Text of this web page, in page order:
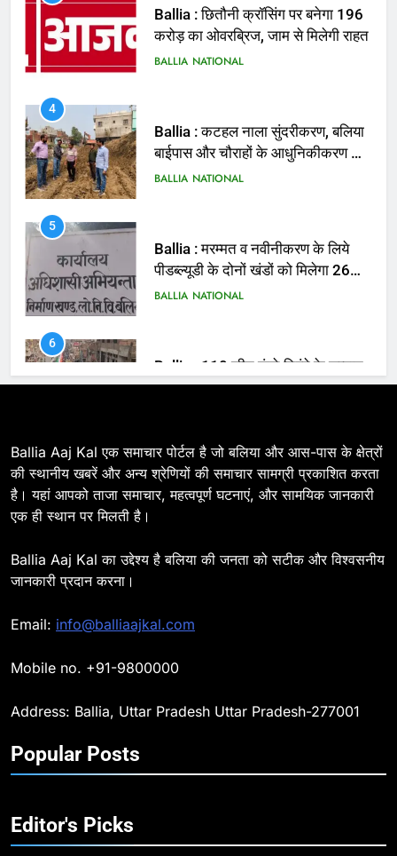
4
Ballia : कटहल नाला सुंदरीकरण, बलिया
बाईपास और चौराहों के आधुनिकीकरण की
5
Ballia : मरम्मत व नवीनीकरण के लिये
पीडब्ल्यूडी के दोनों खंडों को मिलेगा 26
Ballia : 110 फीट ऊंचे तिरंगे के सम्मान
में बलिया में निकला तिरंगा यात्रा
7
BALLIA NATIONAL
8
के साथ रेलवे स्टेशन व शहर में किया पैदल
BALLIA NATIONAL
Ballia : एकता, अखंडता और राष्ट्रप्रेम
अधीक्षक ओमवीर सिंह ने दिलाई शपथ, दी
और कानपुर के लिए बस सेवाओं का
11
Ballia Aaj Kal एक समाचार पोर्टल है जो बलिया और आस-पास के क्षेत्रों
की स्थानीय खबरें और अन्य श्रेणियों की समाचार सामग्री प्रकाशित करता
है। यहां आपको ताजा समाचार, महत्वपूर्ण घटनाएं, और सामयिक जानकारी
एक ही स्थान पर मिलती है।
Ballia Aaj Kal का उद्देश्य है बलिया की जनता को सटीक और विश्वसनीय
जानकारी प्रदान करना।
Email: info@balliaajkal.com
Mobile no. +91-9800000
Address: Ballia, Uttar Pradesh Uttar Pradesh-277001
Popular Posts
Editor's Picks